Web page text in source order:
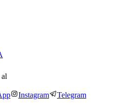
Instagram Telegram